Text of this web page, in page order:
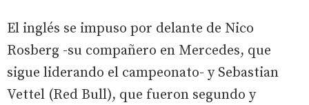
El inglés se impuso por delante de Nico
Rosberg -su compañero en Mercedes, que
sigue liderando el campeonato- y Sebastian
Vettel (Red Bull), que fueron segundo y